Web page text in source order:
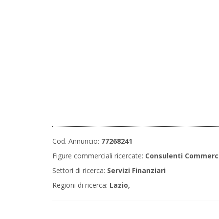
Cod. Annuncio: 77268241
Figure commerciali ricercate: Consulenti
Settori di ricerca: Servizi Finanziari
Regioni di ricerca: Lazio,